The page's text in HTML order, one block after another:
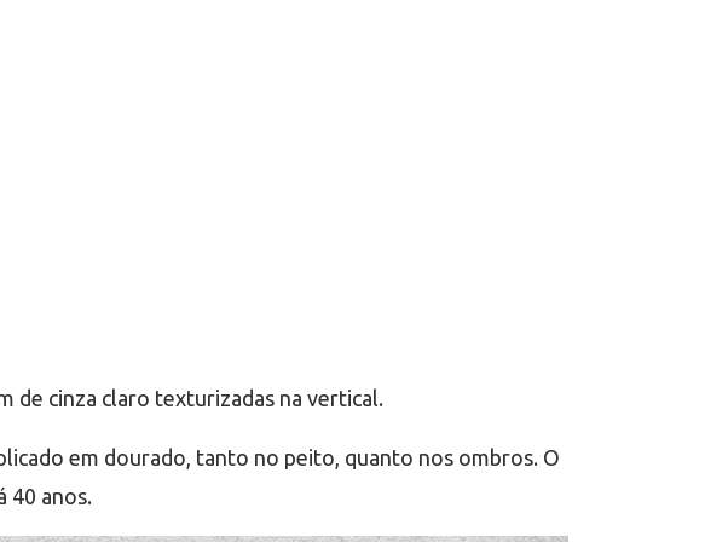
de cinza claro texturizadas na vertical.
em dourado, tanto no peito, quanto nos ombros. O
40 anos.